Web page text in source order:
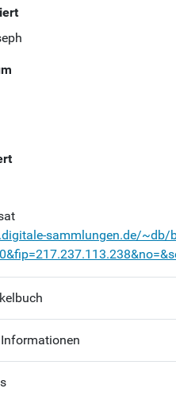
sammlungen.de/